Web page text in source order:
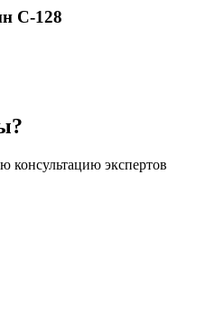
С-128
консультацию экспертов